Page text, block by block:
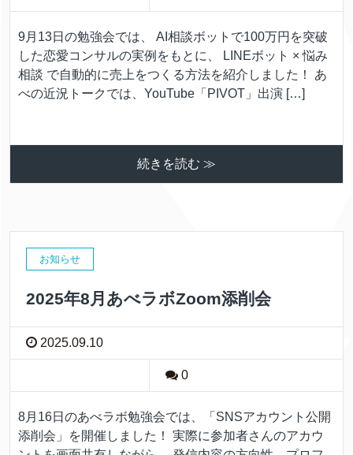
9月13日の勉強会では、 AI相談ボットで100万円を突破
した恋愛コンサルの実例をもとに、 LINEボット × 悩み
相談 で自動的に売上をつくる方法を紹介しました！ あ
べの近況トークでは、YouTube「PIVOT」出演 […]
続きを読む ≫
お知らせ
2025年8月あべラボZoom添削会
2025.09.10
0
8月16日のあべラボ勉強会では、「SNSアカウント公開
添削会」を開催しました！ 実際に参加者さんのアカウ